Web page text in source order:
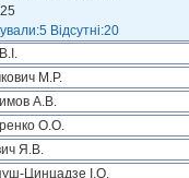
Відсутні:20
М.Р.
А.В.
О.О.
Я.В.
Цинцадзе І.О.